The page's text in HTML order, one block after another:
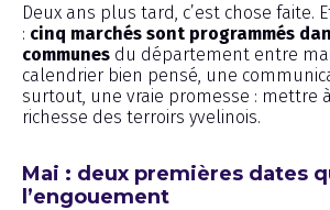
Deux ans plus tard, c’est chose faite.
: cinq marchés sont programmés
communes du département entre mai
calendrier bien pensé, une
surtout, une vraie promesse : mettre
richesse des terroirs yvelinois.
Mai : deux premières dates
l’engouement